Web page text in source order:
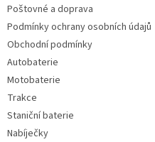
Poštovné a doprava
Podmínky ochrany osobních údajů
Obchodní podmínky
Autobaterie
Motobaterie
Trakce
Staniční baterie
Nabíječky